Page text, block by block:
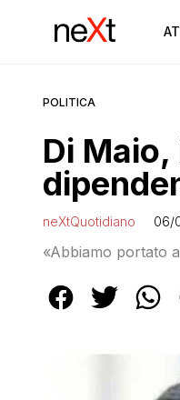
POLITICA
Di
neXtQuotidiano 06/
«Abbiamo portato